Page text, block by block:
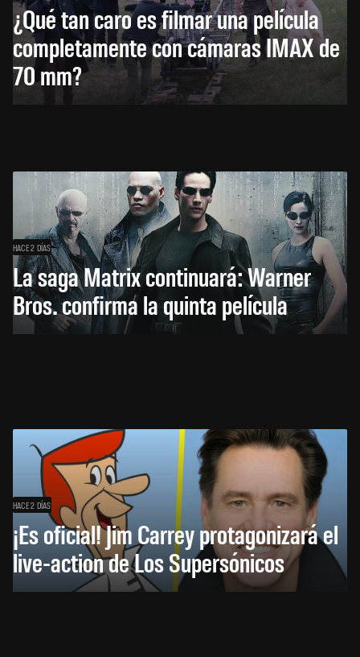
¿Qué tan caro es filmar una película
completamente con cámaras IMAX de
70 mm?
HACE 2 DÍAS
La saga Matrix continuará: Warner
Bros. confirma la quinta película
HACE 2 DÍAS
¡Es oficial! Jim Carrey protagonizará el
live-action de Los Supersónicos